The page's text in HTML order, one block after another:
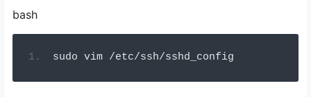
bash
sudo vim /etc/ssh/sshd_config